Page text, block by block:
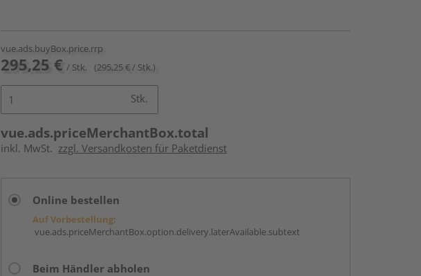
vue.ads.buyBox.price.rrp
295,25 € / Stk. (295,25 € / Stk.)
Stk.
vue.ads.priceMerchantBox.total
inkl. MwSt. zzgl. Versandkosten für Paketdienst
Online bestellen
Auf Vorbestellung:
vue.ads.priceMerchantBox.option.delivery.laterAvailable.subtext
Beim Händler abholen